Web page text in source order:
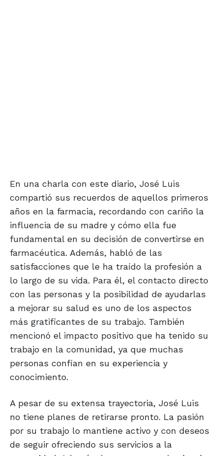
En una charla con este diario, José Luis
compartió sus recuerdos de aquellos primeros
años en la farmacia, recordando con cariño la
influencia de su madre y cómo ella fue
fundamental en su decisión de convertirse en
farmacéutica. Además, habló de las
satisfacciones que le ha traído la profesión a
lo largo de su vida. Para él, el contacto directo
con las personas y la posibilidad de ayudarlas
a mejorar su salud es uno de los aspectos
más gratificantes de su trabajo. También
mencionó el impacto positivo que ha tenido su
trabajo en la comunidad, ya que muchas
personas confían en su experiencia y
conocimiento.
A pesar de su extensa trayectoria, José Luis
no tiene planes de retirarse pronto. La pasión
por su trabajo lo mantiene activo y con deseos
de seguir ofreciendo sus servicios a la